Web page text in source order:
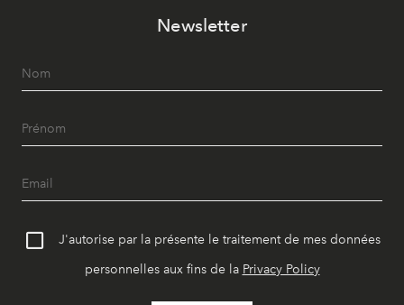
Newsletter
J'autorise par la présente le traitement de mes données
personnelles aux fins de la Privacy Policy